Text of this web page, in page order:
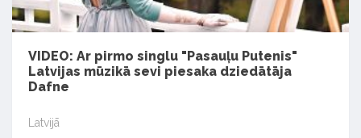
VIDEO: Ar pirmo singlu "Pasauļu Putenis"
Latvijas mūzikā sevi piesaka dziedātāja
Dafne
Latvijā